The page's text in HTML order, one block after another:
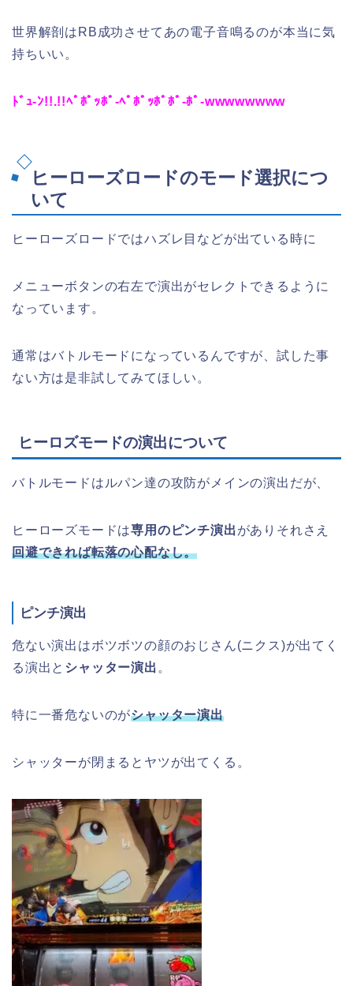
世界解剖はRB成功させてあの電子音鳴るのが本当に気
持ちいい。
ﾄﾞｭ-ﾝ!!.!!ﾍﾟﾎﾟｯﾎﾟ-ﾍﾟﾎﾟｯﾎﾟﾎﾟ-ﾎﾟ-wwwwwwww
ヒーローズロードのモード選択につ
いて
ヒーローズロードではハズレ目などが出ている時に
メニューボタンの右左で演出がセレクトできるように
なっています。
通常はバトルモードになっているんですが、試した事
ない方は是非試してみてほしい。
ヒーロズモードの演出について
バトルモードはルパン達の攻防がメインの演出だが、
ヒーローズモードは専用のピンチ演出がありそれさえ
回避できれば転落の心配なし。
ピンチ演出
危ない演出はボツボツの顔のおじさん(ニクス)が出てく
る演出と シャッター演出 。
特に一番危ないのがシャッター演出
シャッターが閉まるとヤツが出てくる。